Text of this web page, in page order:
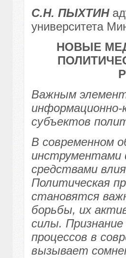
С.Н. ПЫХТИН
университета
НОВЫЕ
Важным
информационно-
субъектов
В современном
инструментами
средствами
Политическая
становятся
борьбы, их
силы.
процессов в
вызывает